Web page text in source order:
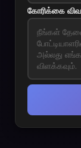
கோரிக்கை